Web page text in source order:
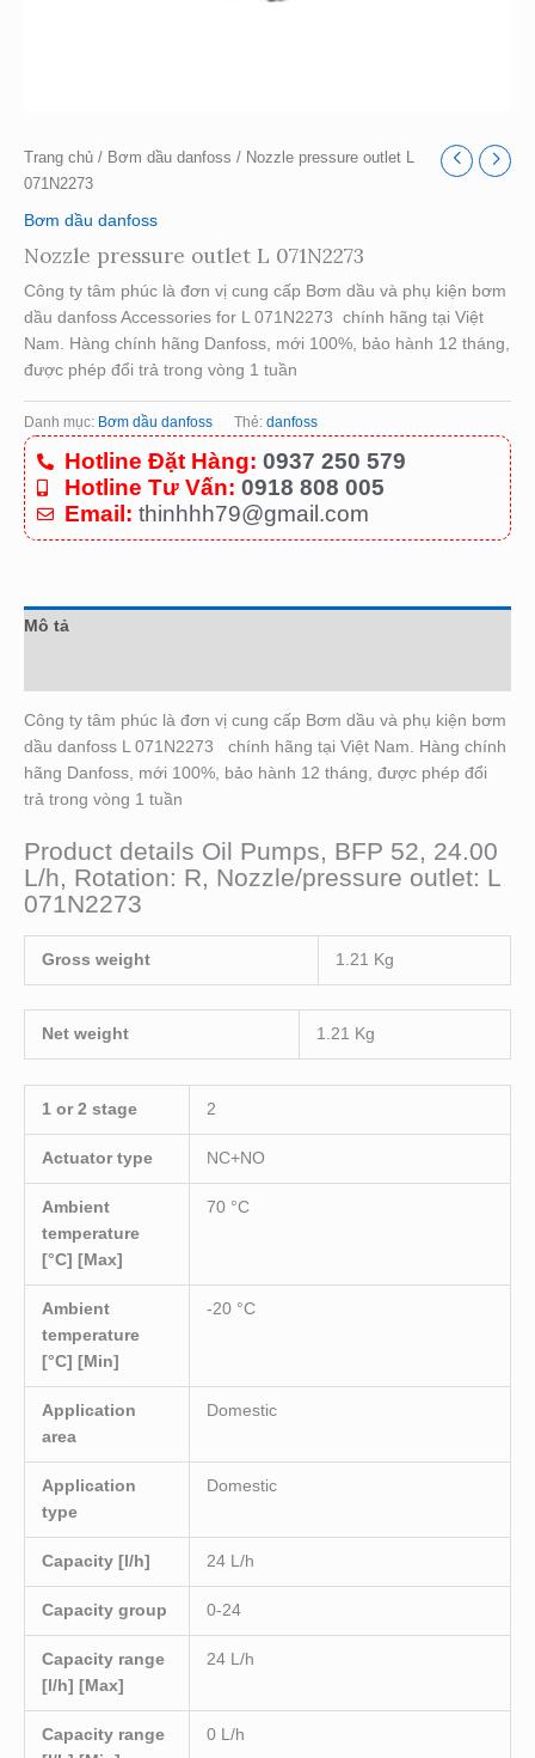
Trang chủ / Bơm dầu danfoss / Nozzle pressure outlet L
071N2273
Bơm dầu danfoss
Nozzle pressure outlet L 071N2273
Công ty tâm phúc là đơn vị cung cấp Bơm dầu và phụ kiện bơm
dầu danfoss Accessories for L 071N2273 chính hãng tại Việt
Nam. Hàng chính hãng Danfoss, mới 100%, bảo hành 12 tháng,
được phép đổi trả trong vòng 1 tuần
Danh mục: Bơm dầu danfoss Thẻ: danfoss
Hotline Đặt Hàng: 0937 250 579
Hotline Tư Vấn: 0918 808 005
Email: thinhhh79@gmail.com
Mô tả
Công ty tâm phúc là đơn vị cung cấp Bơm dầu và phụ kiện bơm
dầu danfoss L 071N2273 chính hãng tại Việt Nam. Hàng chính
hãng Danfoss, mới 100%, bảo hành 12 tháng, được phép đổi
trả trong vòng 1 tuần
Product details Oil Pumps, BFP 52, 24.00
L/h, Rotation: R, Nozzle/pressure outlet: L
071N2273
Gross weight 1.21 Kg
Net weight 1.21 Kg
1 or 2 stage 2
Actuator type NC+NO
Ambient
temperature
[°C] [Max]
70 °C
Ambient
temperature
[°C] [Min]
-20 °C
Application
area
Domestic
Application
type
Domestic
Capacity [l/h] 24 L/h
Capacity group 0-24
Capacity range
[l/h] [Max]
24 L/h
Capacity range
0 L/h